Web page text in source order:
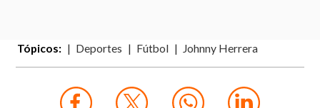
Tópicos: Deportes Fútbol Johnny Herrera